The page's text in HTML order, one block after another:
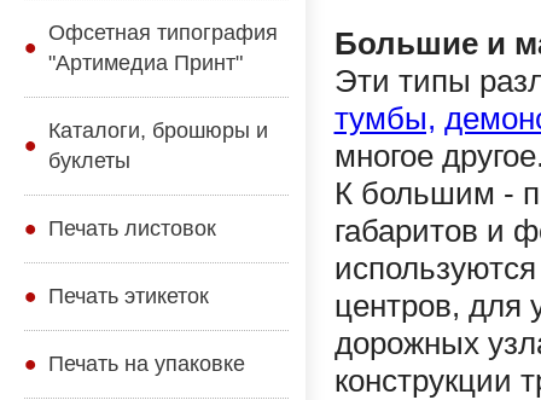
Офсетная типография
"Артимедиа Принт"
Каталоги, брошюры и
буклеты
Печать листовок
Печать этикеток
Печать на упаковке
Большие и
Эти типы
тумбы,
многое
К большим -
габаритов и
центров, для
дорожных
конструкции